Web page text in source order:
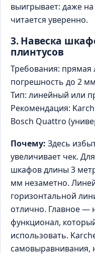
выигрывает: даже
читается уверенно.
3. Навеска
плинтусов
Требования: прямая
погрешность до 2
Тип: линейный или
Рекомендация:
Bosch Quattro
Почему: Здесь
увеличивает чек.
шкафов длины 3
мм незаметно.
горизонтальной
отлично. Главное —
функционал,
использовать.
самовыравнивания,